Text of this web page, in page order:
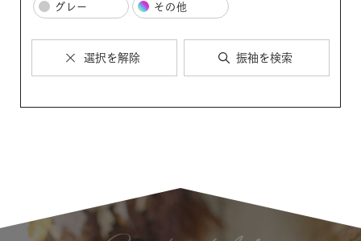
グレー その他
選択を解除 振袖を検索